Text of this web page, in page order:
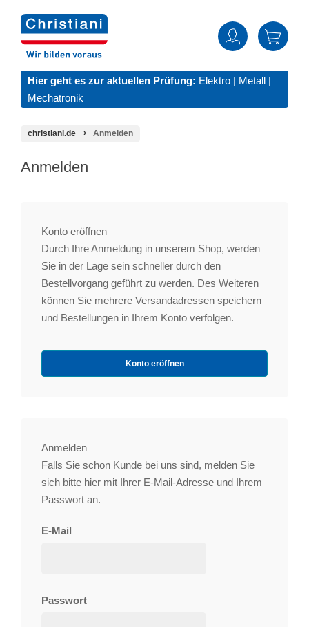
Hier geht es zur aktuellen Prüfung: Elektro | Metall |
Mechatronik
christiani.de Anmelden
Anmelden
Konto eröffnen
Durch Ihre Anmeldung in unserem Shop, werden
Sie in der Lage sein schneller durch den
Bestellvorgang geführt zu werden. Des Weiteren
können Sie mehrere Versandadressen speichern
und Bestellungen in Ihrem Konto verfolgen.
Konto eröffnen
Anmelden
Falls Sie schon Kunde bei uns sind, melden Sie
sich bitte hier mit Ihrer E-Mail-Adresse und Ihrem
Passwort an.
E-Mail
Passwort